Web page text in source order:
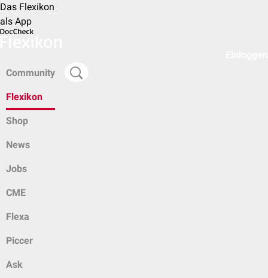
Das Flexikon
als App
Community
Flexikon
Shop
News
Jobs
CME
Flexa
Piccer
Ask